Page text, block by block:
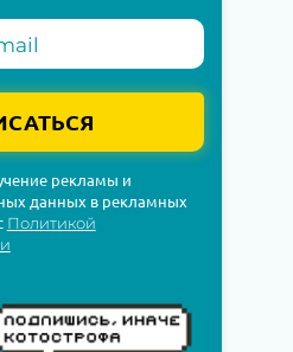
рекламы и
данных в рекламных
Политикой